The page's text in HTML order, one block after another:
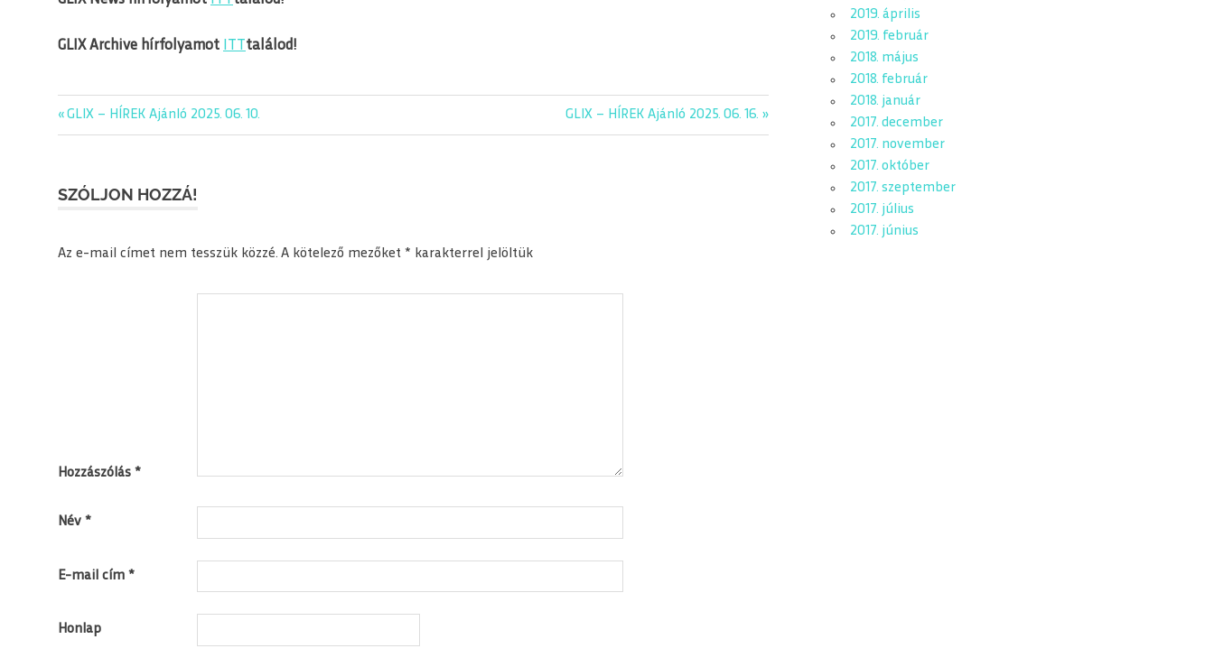
GLIX Archive hírfolyamot ITTtalálod!
Bejegyzés
Previous
Post:
GLIX – HÍREK Ajánló 2025. 06. 10.
Next
Post:
GLIX – HÍREK Ajánló 2025. 06. 16.
SZÓLJON HOZZÁ!
Az e-mail címet nem tesszük közzé. A kötelező mezőket * karakterrel jelöltük
Hozzászólás *
Név *
E-mail cím *
Honlap
2019. április
2019. február
2018. május
2018. február
2018. január
2017. december
2017. november
2017. október
2017. szeptember
2017. július
2017. június